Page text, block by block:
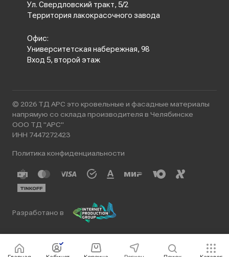
Ул. Свердловский тракт, 5/2
Территория лакокрасочного завода
Офис:
Университетская набережная, 98
Вход 5, второй этаж
© 2026 ТД АРС это кровельные и фасадные материалы
напрямую со склада производителя в Челябинске
ООО ТД "АРС"
ИНН 7447272423
Политика конфиденциальности
Разработано в